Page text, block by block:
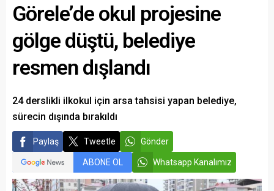
Görele’de okul projesine
gölge düştü, belediye
resmen dışlandı
24 derslikli ilkokul için arsa tahsisi yapan belediye,
sürecin dışında bırakıldı
Paylaş Tweetle Gönder
ABONE OL Whatsapp Kanalımız